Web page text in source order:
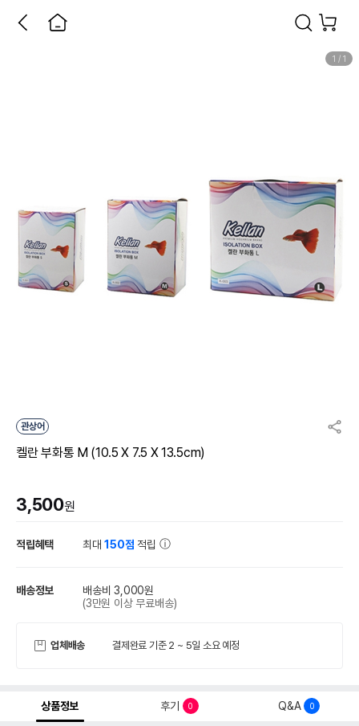
1 / 1
관상어
켈란 부화통 M (10.5 X 7.5 X 13.5cm)
3,500원
적립혜택 최대150점 적립
배송정보
배송비 3,000원
(3만원 이상 무료배송)
업체배송 결제완료 기준 2 ~ 5일 소요 예정
상품정보 후기 0 Q&A 0